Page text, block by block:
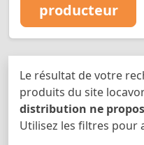
producteur
Le résultat de votre
produits du site
distribution ne
Utilisez les filtres pour